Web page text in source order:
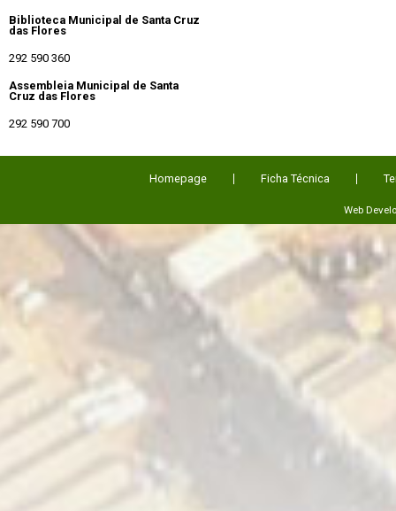
Biblioteca Municipal de Santa Cruz
das Flores
292 590 360
Assembleia Municipal de Santa
Cruz das Flores
292 590 700
Homepage Ficha Técnica
Web